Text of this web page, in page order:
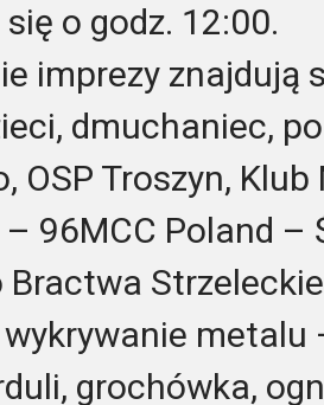
o godz. 12:00.
imprezy znajdują
dmuchaniec,
OSP Troszyn,
– 96MCC Poland
Bractwa
metalu
grochówka,